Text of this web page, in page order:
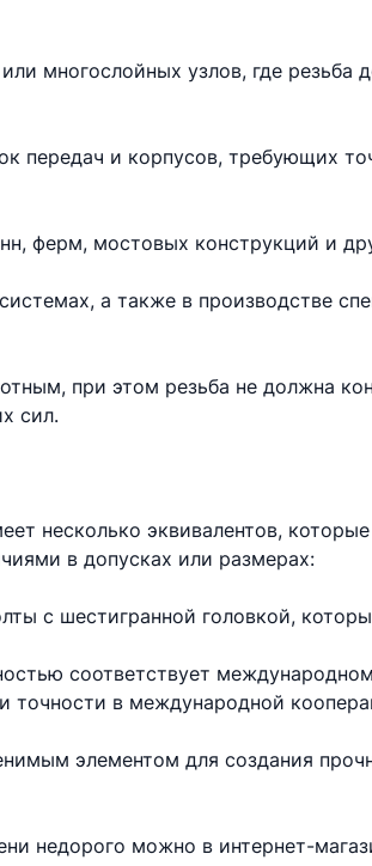
многослойных узлов, где резьба
передач и корпусов, требующих
ферм, мостовых конструкций и
а также в производстве
при этом резьба не должна
сил.
несколько эквивалентов,
в допусках или размерах:
с шестигранной головкой,
соответствует
точности в международной
элементом для создания
недорого можно в интернет-